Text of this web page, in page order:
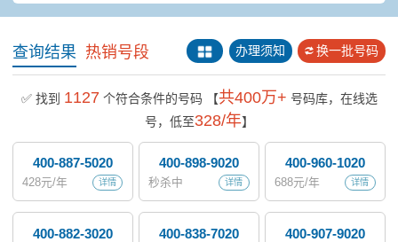
查询结果 热销号段 办理须知 换一批号码
✅ 找到 1127 个符合条件的号码 【共400万+ 号码库，在线选
号，低至328/年】
400-887-5020
详情
428元/年
400-898-9020
详情
秒杀中
400-960-1020
详情
688元/年
400-882-3020 400-838-7020 400-907-9020